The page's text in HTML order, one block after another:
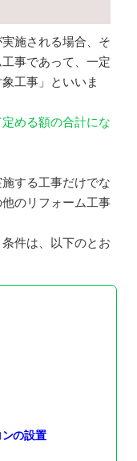
施される場合、そ
事であって、一定
工事」といいま
める額の合計にな
する工事だけでな
のリフォーム工事
件は、以下のとお
の設置